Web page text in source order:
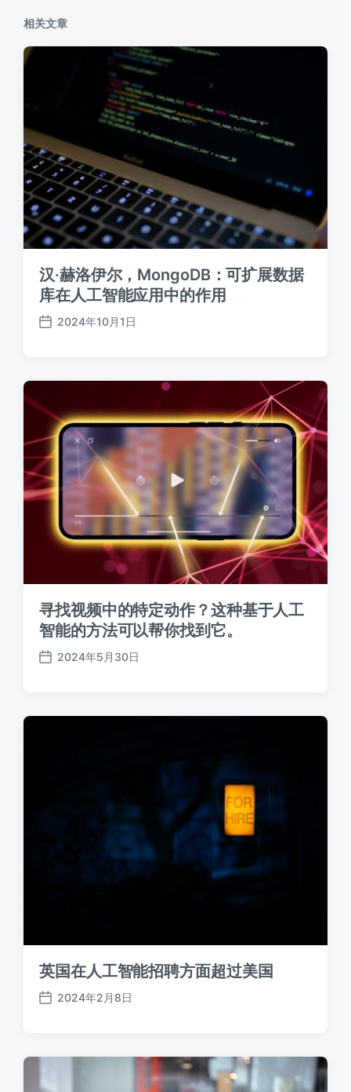
相关文章
汉·赫洛伊尔，MongoDB：可扩展数据
库在人工智能应用中的作用
发
期
2024年10月1日
寻找视频中的特定动作？这种基于人工
智能的方法可以帮你找到它。
发
期
2024年5月30日
英国在人工智能招聘方面超过美国
发
期
2024年2月8日